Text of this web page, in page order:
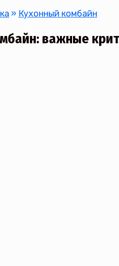
» Кухонный комбайн
важные